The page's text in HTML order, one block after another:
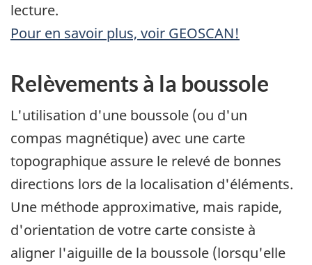
lecture.
Pour en savoir plus, voir GEOSCAN!
Relèvements à la boussole
L'utilisation d'une boussole (ou d'un
compas magnétique) avec une carte
topographique assure le relevé de bonnes
directions lors de la localisation d'éléments.
Une méthode approximative, mais rapide,
d'orientation de votre carte consiste à
aligner l'aiguille de la boussole (lorsqu'elle